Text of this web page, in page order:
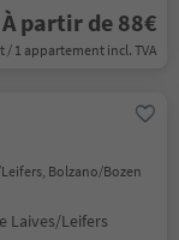
À partir de 88€
/ 1 appartement incl. TVA
Bolzano/Bozen
Laives/Leifers